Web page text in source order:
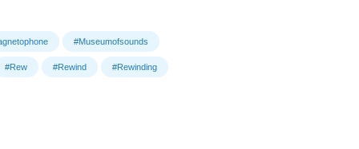
#Museumofsounds
#Rew #Rewind #Rewinding